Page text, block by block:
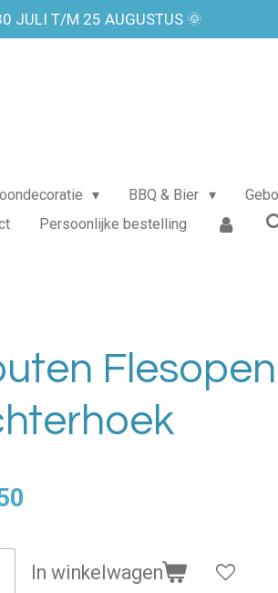
JULI T/M 25 AUGUSTUS 🌞
BBQ & Bier
Persoonlijke bestelling
In winkelwagen